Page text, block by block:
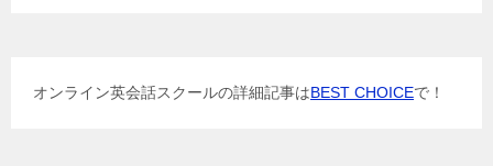
オンライン英会話スクールの詳細記事はBEST CHOICEで！